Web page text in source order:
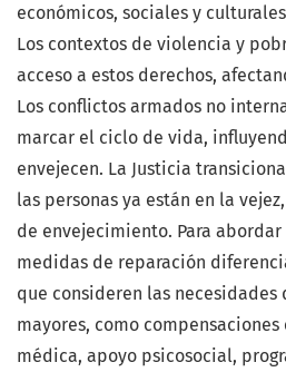
económicos, sociales y
Los contextos de violencia y
acceso a estos derechos,
Los conflictos armados no
marcar el ciclo de vida,
envejecen. La Justicia
las personas ya están en la
de envejecimiento. Para abordar
medidas de reparación
que consideren las necesidades
mayores, como
médica, apoyo psicosocial,